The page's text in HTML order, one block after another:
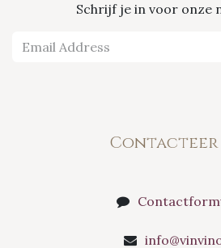
Schrijf je in voor onze
Contacteer